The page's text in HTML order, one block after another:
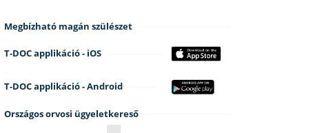
Megbízható magán szülészet
T-DOC applikáció - iOS
T-DOC applikáció - Android
Országos orvosi ügyeletkereső